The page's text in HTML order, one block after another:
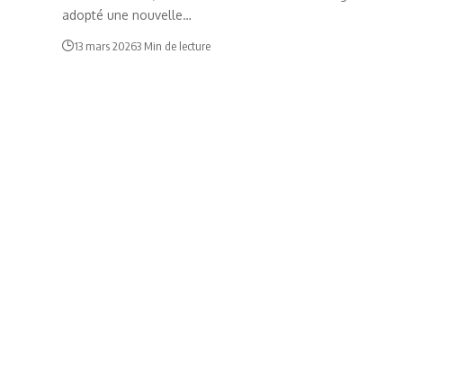
adopté une nouvelle…
13 mars 20263 Min de lecture